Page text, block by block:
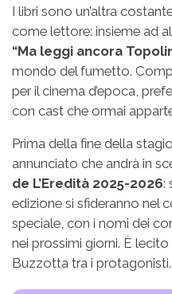
I libri sono un’altra
come lettore: insieme ad
“Ma leggi ancora
mondo del fumetto.
per il cinema d’epoca,
con cast che ormai
Prima della fine della
annunciato che andrà in
de L’Eredità 2025-2026:
edizione si sfideranno nel
speciale, con i nomi dei
nei prossimi giorni. È
Buzzotta tra i protagonisti.